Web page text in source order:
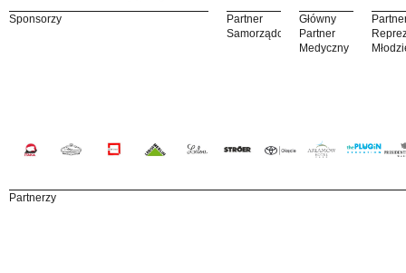
Sponsorzy
Partner
Samorządowy
Główny
Partner
Medyczny
Partnerzy